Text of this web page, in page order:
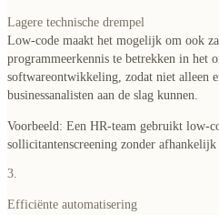
Lagere technische drempel
Low-code maakt het mogelijk om ook
programmeerkennis te betrekken in het
softwareontwikkeling, zodat niet alleen
businessanalisten aan de slag kunnen.
Voorbeeld: Een HR-team gebruikt low-
sollicitantenscreening zonder
3.
Efficiënte automatisering